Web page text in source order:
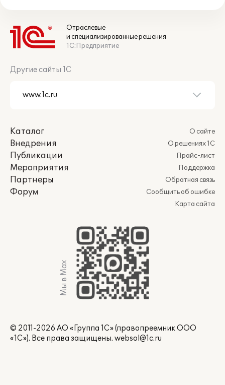
Отраслевые
и специализированные решения
1С:Предприятие
Другие сайты 1С
Каталог
Внедрения
Публикации
Мероприятия
Партнеры
Форум
О сайте
О решениях 1С
Прайс-лист
Поддержка
Обратная связь
Сообщить об ошибке
Карта сайта
Мы в Max
© 2011-2026 АО «Группа 1С» (правопреемник ООО
«1С»). Все права защищены. websol@1c.ru